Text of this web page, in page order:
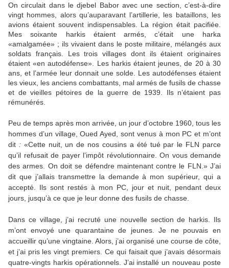
On circulait dans le djebel Babor avec une section, c’est-à-dire
vingt hommes, alors qu’auparavant l’artillerie, les bataillons, les
avions étaient souvent indispensables. La région était pacifiée.
Mes soixante harkis étaient armés, c’était une harka
«amalgamée» ; ils vivaient dans le poste militaire, mélangés aux
soldats français. Les trois villages dont ils étaient originaires
étaient «en autodéfense». Les harkis étaient jeunes, de 20 à 30
ans, et l’armée leur donnait une solde. Les autodéfenses étaient
les vieux, les anciens combattants, mal armés de fusils de chasse
et de vieilles pétoires de la guerre de 1939. Ils n’étaient pas
rémunérés.
Peu de temps après mon arrivée, un jour d’octobre 1960, tous les
hommes d’un village, Oued Ayed, sont venus à mon PC et m’ont
dit : «Cette nuit, un de nos cousins a été tué par le FLN parce
qu’il refusait de payer l’impôt révolutionnaire. On vous demande
des armes. On doit se défendre maintenant contre le FLN.» J’ai
dit que j’allais transmettre la demande à mon supérieur, qui a
accepté. Ils sont restés à mon PC, jour et nuit, pendant deux
jours, jusqu’à ce que je leur donne des fusils de chasse.
Dans ce village, j’ai recruté une nouvelle section de harkis. Ils
m’ont envoyé une quarantaine de jeunes. Je ne pouvais en
accueillir qu’une vingtaine. Alors, j’ai organisé une course de côte,
et j’ai pris les vingt premiers. Ce qui faisait que j’avais désormais
quatre-vingts harkis opérationnels. J’ai installé un nouveau poste